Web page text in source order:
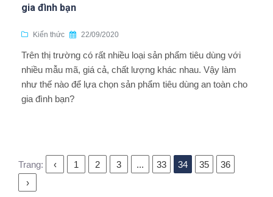
gia đình bạn
Kiến thức 22/09/2020
Trên thị trường có rất nhiều loại sản phẩm tiêu dùng với
nhiều mẫu mã, giá cả, chất lượng khác nhau. Vậy làm
như thế nào để lựa chọn sản phẩm tiêu dùng an toàn cho
gia đình bạn?
Trang: ‹ 1 2 3 ... 33 34 35
36
›